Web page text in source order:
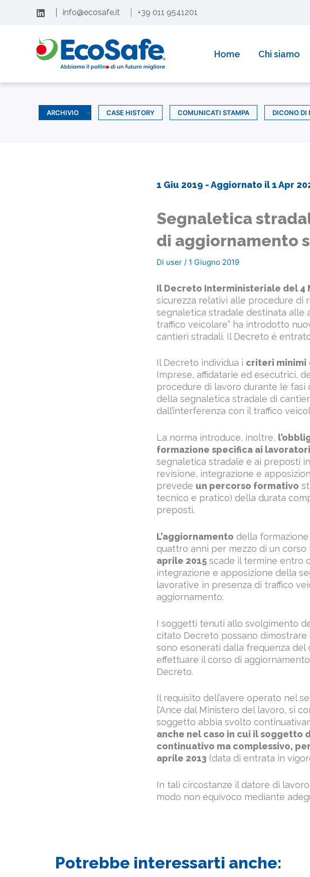
info@ecosafe.it +39 011 9541201
Home Chi siamo
ARCHIVIO CASE HISTORY COMUNICATI STAMPA DICONO DI
1 Giu 2019 - Aggiornato il1 Apr
Segnaletica
di aggiornamento
Di user / 1 Giugno 2019
Il Decreto Interministeriale del 4
sicurezza relativi alle procedure di
segnaletica stradale destinata alle
traffico veicolare” ha introdotto
cantieri stradali. Il Decreto è
Il Decreto individua i criteri minimi
Imprese, affidatarie ed esecutrici,
procedure di lavoro durante le fasi
della segnaletica stradale di
dall’interferenza con il traffico
La norma introduce, inoltre,
formazione specifica ai lavoratori
segnaletica stradale e ai preposti
revisione, integrazione e
prevede un percorso formativo
tecnico e pratico) della durata
preposti.
L’aggiornamento della
quattro anni per mezzo di un
aprile 2015 scade il termine entro
integrazione e apposizione della
lavorative in presenza di traffico
aggiornamento.
I soggetti tenuti allo svolgimento
citato Decreto possano dimostrare
sono esonerati dalla frequenza
effettuare il corso di
Decreto.
Il requisito dell’avere operato nel
l’Ance dal Ministero del lavoro, si
soggetto abbia svolto
anche nel caso in cui il soggetto
continuativo ma complessivo,
aprile 2013 (data di entrata in
In tali circostanze il datore di
modo non equivoco mediante
Potrebbe interessarti anche: